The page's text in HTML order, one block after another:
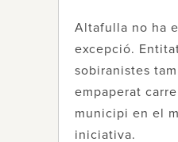
Altafulla no ha
excepció.
sobiranistes
empaperat
municipi en el
iniciativa.